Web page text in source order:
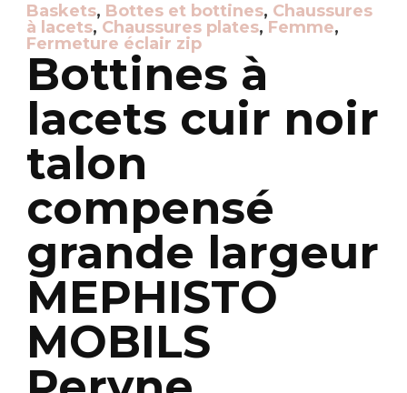
Baskets, Bottes et bottines, Chaussures
à lacets, Chaussures plates, Femme,
Fermeture éclair zip
Bottines à
lacets cuir noir
talon
compensé
grande largeur
MEPHISTO
MOBILS